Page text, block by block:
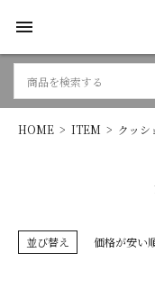
menu
HOME ITEM クッシ
並び替え 価格が安い